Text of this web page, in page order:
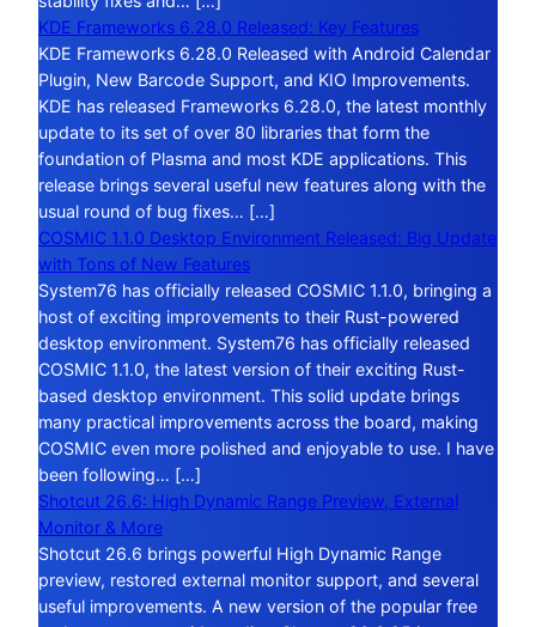
KDE Frameworks 6.28.0 Released: Key Features
KDE Frameworks 6.28.0 Released with Android Calendar
Plugin, New Barcode Support, and KIO Improvements.
KDE has released Frameworks 6.28.0, the latest monthly
update to its set of over 80 libraries that form the
foundation of Plasma and most KDE applications. This
release brings several useful new features along with the
usual round of bug fixes… […]
COSMIC 1.1.0 Desktop Environment Released: Big Update
with Tons of New Features
System76 has officially released COSMIC 1.1.0, bringing a
host of exciting improvements to their Rust-powered
desktop environment. System76 has officially released
COSMIC 1.1.0, the latest version of their exciting Rust-
based desktop environment. This solid update brings
many practical improvements across the board, making
COSMIC even more polished and enjoyable to use. I have
been following… […]
Shotcut 26.6: High Dynamic Range Preview, External
Monitor & More
Shotcut 26.6 brings powerful High Dynamic Range
preview, restored external monitor support, and several
useful improvements. A new version of the popular free